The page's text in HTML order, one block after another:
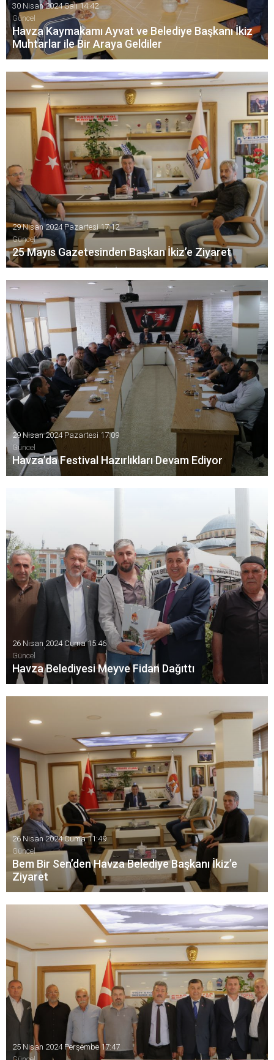
30 Nisan 2024 Salı 14:42
Güncel
Havza Kaymakamı Ayvat ve Belediye Başkanı İkiz
Muhtarlar ile Bir Araya Geldiler
Havza Kaymakamı Mustafa Ayvat, Havza Belediye Başkanı
Murat İkiz ve Samsun İl Tarım ve Orman Müdürü İbrahim
Sağlam muhtarlar ile bir araya geldi.
29 Nisan 2024 Pazartesi 17:12
Güncel
25 Mayıs Gazetesinden Başkan İkiz’e Ziyaret
25 Mayıs Gazetesi Kurucusu ve Sahibi Fahri Çiftçi ve Yazı
İşleri Müdürü Abdurrahman Altun Havza Belediye başkanı
Murat İkizi ziyaret etti.
29 Nisan 2024 Pazartesi 17:09
Güncel
Havza’da Festival Hazırlıkları Devam Ediyor
Havza’da Atatürk'ün Havza'ya gelişinin 105. yılı nedeniyle
düzenlenecek olan 25 Mayıs Atatürk'ü Anma ve Termal
26 Nisan 2024 Cuma 15:46
Güncel
Havza Belediyesi Meyve Fidan Dağıttı
Havza Belediyesi tarafından vatandaşlara 1500 meyve fidan
dağıtımı gerçekleştirildi.
26 Nisan 2024 Cuma 11:49
Güncel
Bem Bir Sen’den Havza Belediye Başkanı İkiz’e
Ziyaret
Belediye ve Özel İdare Çalışanları Birliği Sendikası (Bem-Bir-
Sen) Samsun Şubesi Başkanı Savaş Gayretli, yönetim kurulu
üyeleri ve işyeri temsilcilerinden oluşan heyet Havza
Belediye Başkanı Murat İkiz’i ziyaret ettiler.
25 Nisan 2024 Perşembe 17:47